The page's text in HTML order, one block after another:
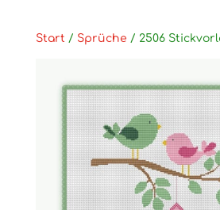
Start / Sprüche / 2506